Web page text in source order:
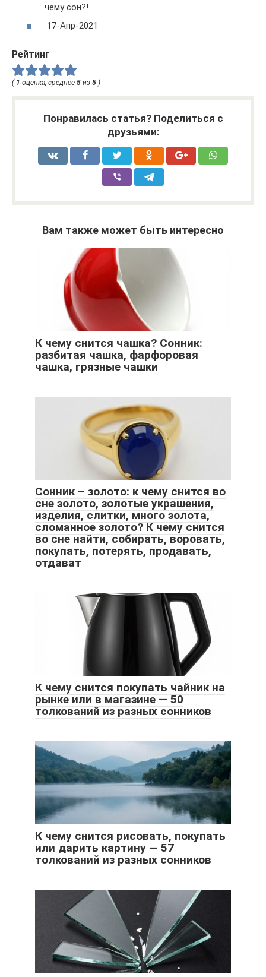
чему сон?!
17-Апр-2021
Рейтинг
( 1 оценка, среднее 5 из 5 )
Понравилась статья? Поделиться с
друзьями:
Вам также может быть интересно
К чему снится чашка? Сонник:
разбитая чашка, фарфоровая
чашка, грязные чашки
Сонник – золото: к чему снится во
сне золото, золотые украшения,
изделия, слитки, много золота,
сломанное золото? К чему снится
во сне найти, собирать, воровать,
покупать, потерять, продавать,
отдават
К чему снится покупать чайник на
рынке или в магазине — 50
толкований из разных сонников
К чему снится рисовать, покупать
или дарить картину — 57
толкований из разных сонников